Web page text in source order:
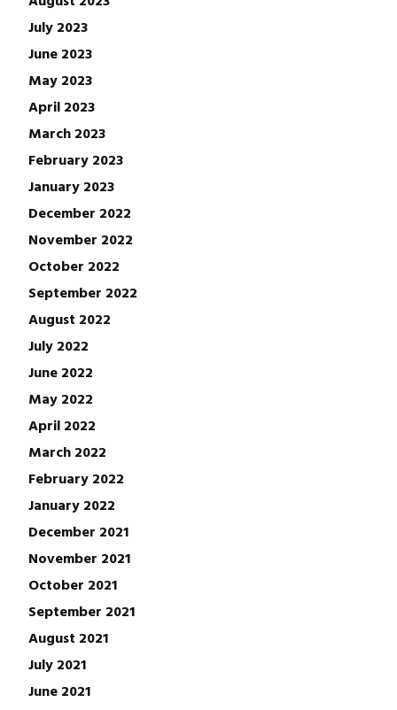
July 2023
June 2023
May 2023
April 2023
March 2023
February 2023
January 2023
December 2022
November 2022
October 2022
September 2022
August 2022
July 2022
June 2022
May 2022
April 2022
March 2022
February 2022
January 2022
December 2021
November 2021
October 2021
September 2021
August 2021
July 2021
June 2021